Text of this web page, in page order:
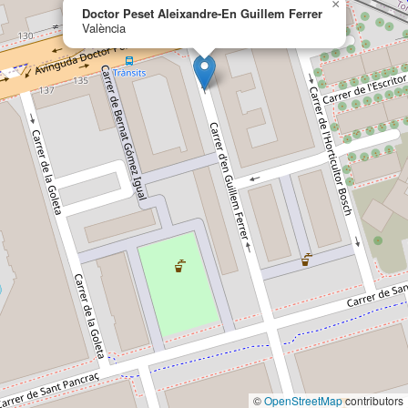
Doctor Peset Aleixandre-En Guillem Ferrer
València
×
©OpenStreetMapcontributors